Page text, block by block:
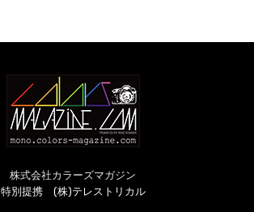
株式会社カラーズマガジン
特別提携 (株)テレストリカル